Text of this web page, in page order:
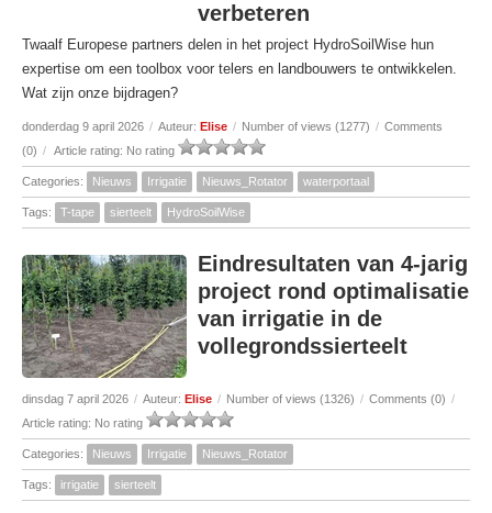
verbeteren
Twaalf Europese partners delen in het project HydroSoilWise hun
expertise om een toolbox voor telers en landbouwers te ontwikkelen.
Wat zijn onze bijdragen?
donderdag 9 april 2026 / Auteur: Elise / Number of views (1277) / Comments
(0) / Article rating: No rating
Categories: Nieuws Irrigatie Nieuws_Rotator waterportaal
Tags: T-tape sierteelt HydroSoilWise
Eindresultaten van 4-jarig
project rond optimalisatie
van irrigatie in de
vollegrondssierteelt
dinsdag 7 april 2026 / Auteur: Elise / Number of views (1326) / Comments (0) /
Article rating: No rating
Categories: Nieuws Irrigatie Nieuws_Rotator
Tags: irrigatie sierteelt